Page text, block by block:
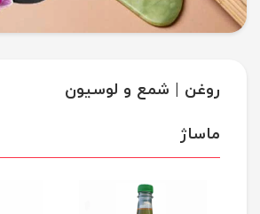
روغن | شمع و لوسیون
ماساژ